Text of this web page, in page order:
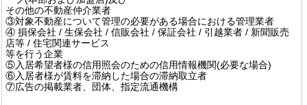
その他の不動産仲介業者
③対象不動産について管理の必要がある場合における管理業者
④ 損保会社 / 生保会社 / 信販会社 / 保証会社 / 引越業者 / 新聞販売
店等 / 住宅関連サービス
等を行う企業
⑤入居希望者様の信用照会のための信用情報機関(必要な場合)
⑥入居者様が賃料を滞納した場合の滞納取立者
⑦広告の掲載業者、団体、指定流通機構